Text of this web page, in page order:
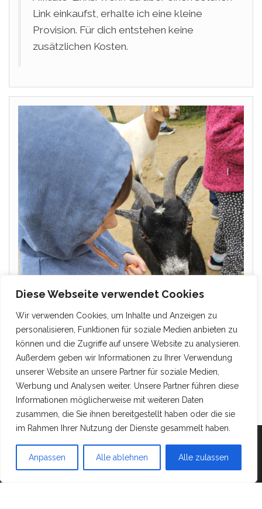
Diese Webseite verwendet Cookies
Wir verwenden Cookies, um Inhalte und Anzeigen zu
personalisieren, Funktionen für soziale Medien anbieten zu
können und die Zugriffe auf unsere Website zu analysieren.
Außerdem geben wir Informationen zu Ihrer Verwendung
unserer Website an unsere Partner für soziale Medien,
Werbung und Analysen weiter. Unsere Partner führen diese
Informationen möglicherweise mit weiteren Daten
zusammen, die Sie ihnen bereitgestellt haben oder die sie
im Rahmen Ihrer Nutzung der Dienste gesammelt haben.
Anpassen Alle ablehnen Alle zulassen
Link einkaufst, erhalte ich eine kleine
Provision. Für dich entstehen keine
zusätzlichen Kosten.
Mit Stolz präsentiert vonWordPress |Theme:Head
Blog